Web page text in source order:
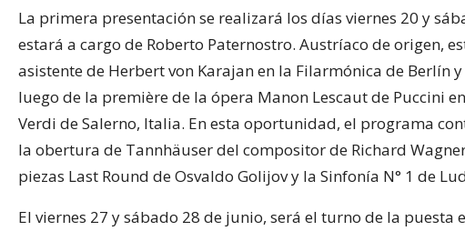
La primera presentación se realizará los días viernes 20 y
estará a cargo de Roberto Paternostro. Austríaco de origen,
asistente de Herbert von Karajan en la Filarmónica de Berlín
luego de la première de la ópera Manon Lescaut de Puccini
Verdi de Salerno, Italia. En esta oportunidad, el programa
la obertura de Tannhäuser del compositor de Richard
piezas Last Round de Osvaldo Golijov y la Sinfonía N° 1 de
El viernes 27 y sábado 28 de junio, será el turno de la puesta